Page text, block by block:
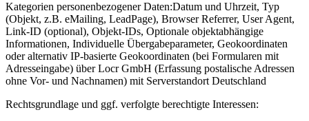
Kategorien personenbezogener Daten:Datum und Uhrzeit, Typ
(Objekt, z.B. eMailing, LeadPage), Browser Referrer, User Agent,
Link-ID (optional), Objekt-IDs, Optionale objektabhängige
Informationen, Individuelle Übergabeparameter, Geokoordinaten
oder alternativ IP-basierte Geokoordinaten (bei Formularen mit
Adresseingabe) über Locr GmbH (Erfassung postalische Adressen
ohne Vor- und Nachnamen) mit Serverstandort Deutschland
Rechtsgrundlage und ggf. verfolgte berechtigte Interessen: